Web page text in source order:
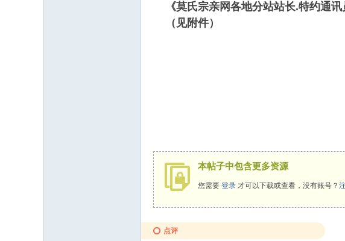
《莫氏宗亲网各地分站站长.特约通讯
（见附件）
莫氏宗亲网
2011年12
本帖子中包含更多资源
您需要 登录 才可以下载或查看，没有账号？
点评